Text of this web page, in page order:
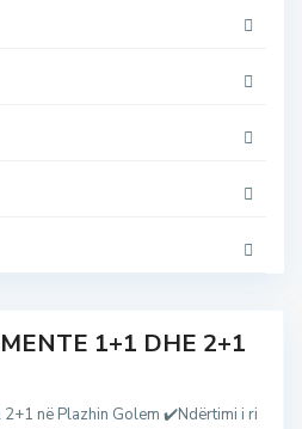
1+1 DHE 2+1
në Plazhin Golem ✔️Ndërtimi i ri